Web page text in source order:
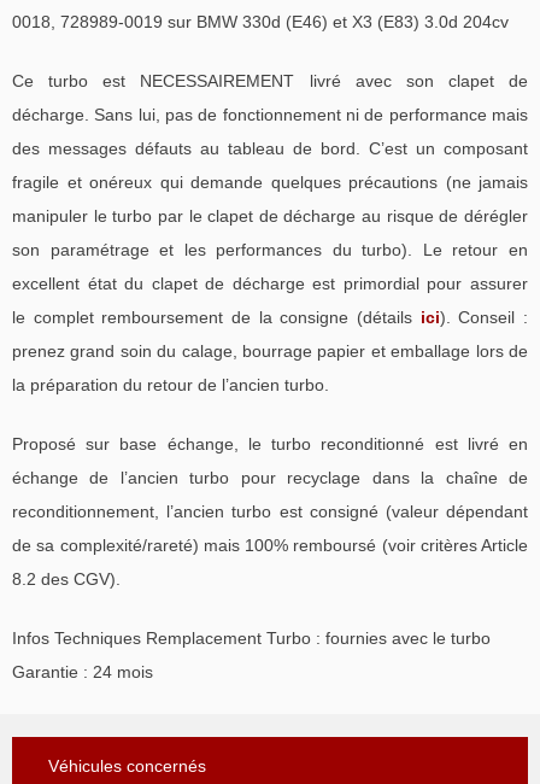
0018, 728989-0019 sur BMW 330d (E46) et X3 (E83) 3.0d 204cv
Ce turbo est NECESSAIREMENT livré avec son clapet de
décharge. Sans lui, pas de fonctionnement ni de performance mais
des messages défauts au tableau de bord. C’est un composant
fragile et onéreux qui demande quelques précautions (ne jamais
manipuler le turbo par le clapet de décharge au risque de dérégler
son paramétrage et les performances du turbo). Le retour en
excellent état du clapet de décharge est primordial pour assurer
le complet remboursement de la consigne (détails ici). Conseil :
prenez grand soin du calage, bourrage papier et emballage lors de
la préparation du retour de l’ancien turbo.
Proposé sur base échange, le turbo reconditionné est livré en
échange de l’ancien turbo pour recyclage dans la chaîne de
reconditionnement, l’ancien turbo est consigné (valeur dépendant
de sa complexité/rareté) mais 100% remboursé (voir critères Article
8.2 des CGV).
Infos Techniques Remplacement Turbo : fournies avec le turbo
Garantie : 24 mois
Véhicules concernés